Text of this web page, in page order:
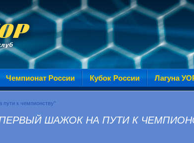
Чемпионат России Кубок России Лагуна
к чемпионству"
ШАЖОК НА ПУТИ К